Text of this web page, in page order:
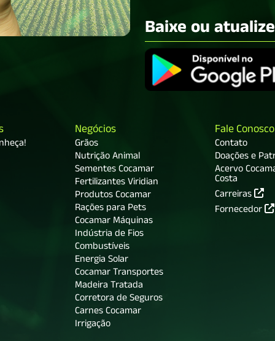
Baixe ou
Negócios
Grãos
Nutrição Animal
Sementes Cocamar
Fertilizantes Viridian
Produtos Cocamar
Rações para Pets
Cocamar Máquinas
Indústria de Fios
Combustíveis
Energia Solar
Cocamar Transportes
Madeira Tratada
Corretora de Seguros
Carnes Cocamar
Irrigação
Fale Conosco
Contato
Doações e
Acervo
Costa
Carreiras
Fornecedor